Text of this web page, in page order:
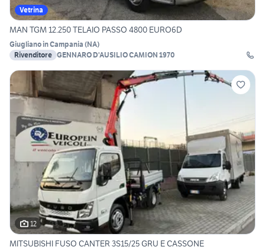
Vetrina
MAN TGM 12.250 TELAIO PASSO 4800 EURO6D
Giugliano in Campania (NA)
Rivenditore GENNARO D'AUSILIO CAMION 1970
12
MITSUBISHI FUSO CANTER 3S15/25 GRU E CASSONE